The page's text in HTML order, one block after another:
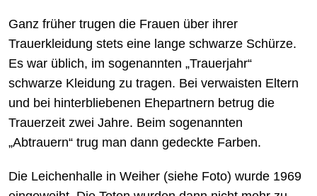
Ganz früher trugen die Frauen über ihrer
Trauerkleidung stets eine lange schwarze Schürze.
Es war üblich, im sogenannten „Trauerjahr“
schwarze Kleidung zu tragen. Bei verwaisten Eltern
und bei hinterbliebenen Ehepartnern betrug die
Trauerzeit zwei Jahre. Beim sogenannten
„Abtrauern“ trug man dann gedeckte Farben.
Die Leichenhalle in Weiher (siehe Foto) wurde 1969